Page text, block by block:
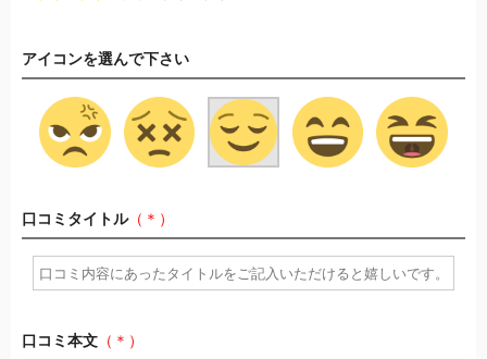
アイコンを選んで下さい
口コミタイトル（＊）
口コミ本文 （＊）